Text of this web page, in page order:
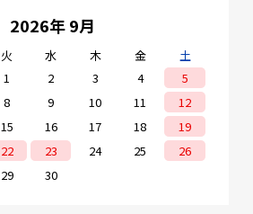
2026年 9月
火 水 木 金
土
1
2 3 4
5
8 9 10 11
12
15 16 17 18
19
22 23 24 25
26
29 30